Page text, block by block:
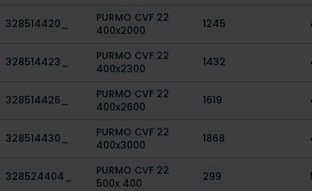
328514420_
PURMO CVF 22
400x2000
1245
328514423_
PURMO CVF 22
400x2300
1432
328514426_
PURMO CVF 22
400x2600
1619
328514430_
PURMO CVF 22
400x3000
1868
328524404_
PURMO CVF 22
500x 400
299